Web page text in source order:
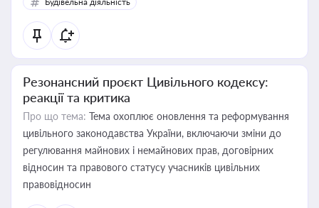
Резонансний проєкт Цивільного кодексу:
реакції та критика
Про що тема: Тема охоплює оновлення та реформування
цивільного законодавства України, включаючи зміни до
регулювання майнових і немайнових прав, договірних
відносин та правового статусу учасників цивільних
правовідносин